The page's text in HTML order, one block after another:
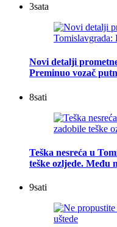
3sata
Novi detalji
Preminuo vozač
8sati
Teška nesreća u
teške ozljede. Među
9sati